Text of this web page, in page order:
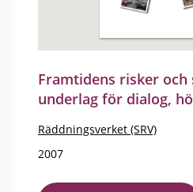
Framtidens risker och
underlag för dialog,
Räddningsverket (SRV)
2007